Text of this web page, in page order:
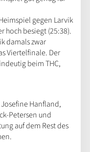
gegen Larvik
hoch besiegt (25:38).
damals zwar
Viertelfinale. Der
beim THC,
Hanfland,
Petersen und
auf dem Rest des